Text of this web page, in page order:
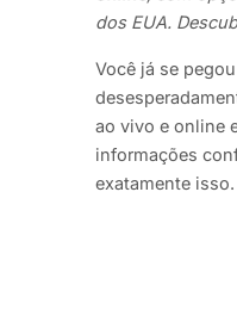
dos EUA.
Você já se
ao vivo e online
informações
exatamente isso.